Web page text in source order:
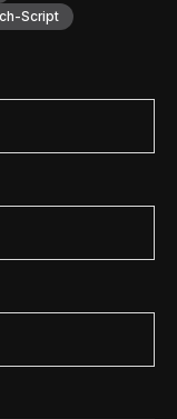
Script